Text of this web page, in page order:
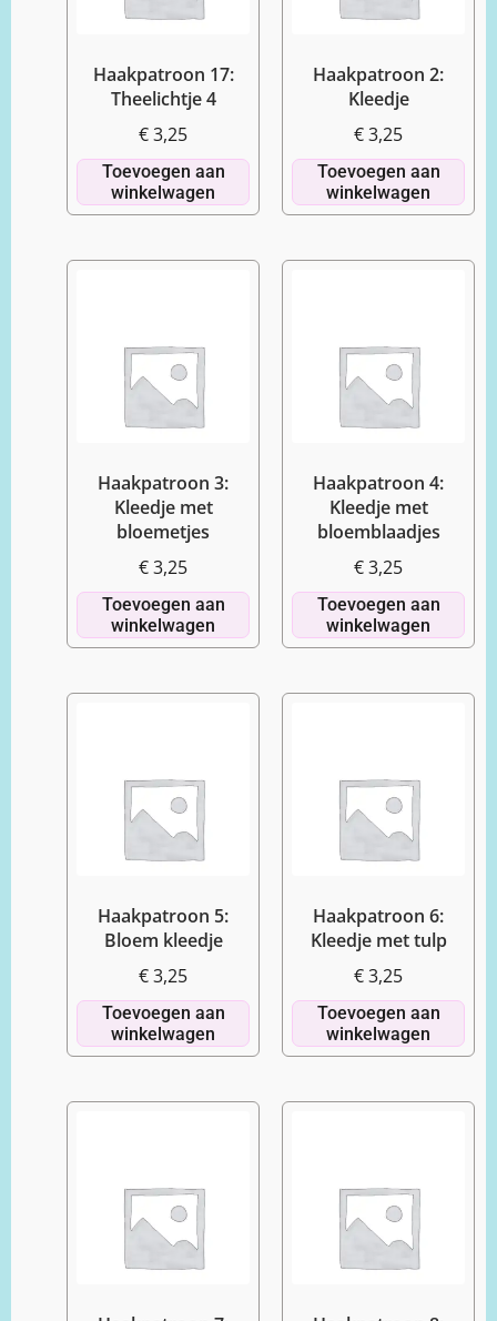
Haakpatroon 17:
Theelichtje 4
€3,25
Toevoegen aan
winkelwagen
Haakpatroon 2:
Kleedje
€3,25
Toevoegen aan
winkelwagen
Haakpatroon 3:
Kleedje met
bloemetjes
€3,25
Toevoegen aan
winkelwagen
Haakpatroon 4:
Kleedje met
bloemblaadjes
€3,25
Toevoegen aan
winkelwagen
Haakpatroon 5:
Bloem kleedje
€3,25
Toevoegen aan
winkelwagen
Haakpatroon 6:
Kleedje met tulp
€3,25
Toevoegen aan
winkelwagen